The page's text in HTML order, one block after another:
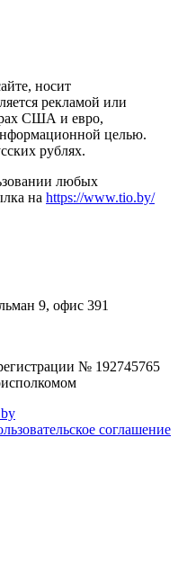
носит
рекламой или
США и евро,
целью.
рублях.
любых
на https://www.tio.by/
9, офис 391
№ 192745765
соглашение